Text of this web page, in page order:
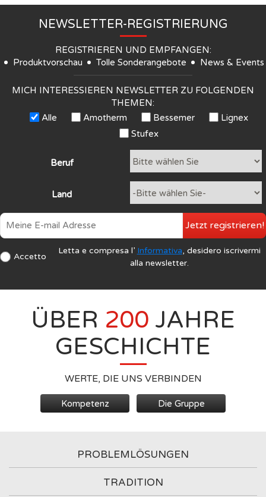
soluzione d’uso, il legno ha bisogno di essere trattato nel
tempo in modo adeguato, in base alla collocazione e al
grado di usura. In particolare, i mobili da giardino […]
Weiterlesen
NEWSLETTER-REGISTRIERUNG
REGISTRIEREN UND EMPFANGEN:
Produktvorschau
Tolle Sonderangebote News & Events
MICH INTERESSIEREN NEWSLETTER ZU FOLGENDEN
THEMEN:
Alle
Amotherm Bessemer
Lignex
Stufex
Beruf
Land
Accetto
Letta e compresa l’ Informativa, desidero iscrivermi
alla newsletter.
Jetzt registrieren!
ÜBER 200 JAHRE
GESCHICHTE
WERTE, DIE UNS VERBINDEN
Kompetenz Die Gruppe
PROBLEMLÖSUNGEN
TRADITION